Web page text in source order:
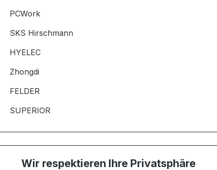
PCWork
SKS Hirschmann
HYELEC
Zhongdi
FELDER
SUPERIOR
Bleiben Sie mit uns in Verbindung
Wir respektieren Ihre Privatsphäre